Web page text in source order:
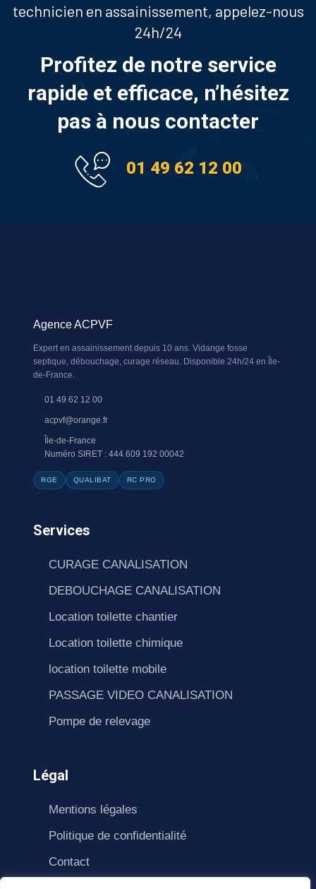
technicien en assainissement, appelez-nous
24h/24
Profitez de notre service
rapide et efficace, n’hésitez
pas à nous contacter
01 49 62 12 00
Agence ACPVF
Expert en assainissement depuis 10 ans. Vidange fosse
septique, débouchage, curage réseau. Disponible 24h/24 en Île-
de-France.
01 49 62 12 00
acpvf@orange.fr
Île-de-France
Numéro SIRET : 444 609 192 00042
RGE QUALIBAT RC PRO
Services
CURAGE CANALISATION
DEBOUCHAGE CANALISATION
Location toilette chantier
Location toilette chimique
location toilette mobile
PASSAGE VIDEO CANALISATION
Pompe de relevage
Légal
Mentions légales
Politique de confidentialité
Contact